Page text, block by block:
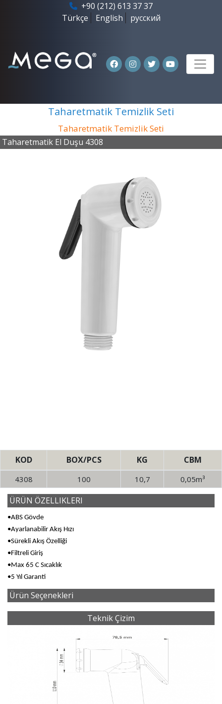
+90 (212) 613 37 37
Türkçe
English русский
Taharetmatik Temizlik Seti
Taharetmatik Temizlik Seti
Taharetmatik El Duşu 4308
KOD BOX/PCS KG CBM
4308 100 10,7 0,05m³
ÜRÜN ÖZELLIKLERI
•ABS Gövde
•Ayarlanabilir Akış Hızı
•Sürekli Akış Özelliği
•Filtreli Giriş
•Max 65 C Sıcaklık
•5 Yıl Garanti
Ürün Seçenekleri
Teknik Çizim